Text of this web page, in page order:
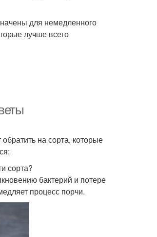
для немедленного
лучше всего
на сорта, которые
сорта?
бактерий и потере
процесс порчи.